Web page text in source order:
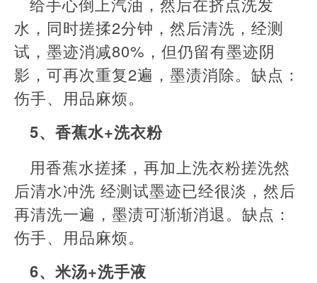
水，同时搓揉2分钟，然后清洗，经测
试，墨迹消减80%，但仍留有墨迹阴
影，可再次重复2遍，墨渍消除。缺点：
伤手、用品麻烦。
5、香蕉水+洗衣粉
用香蕉水搓揉，再加上洗衣粉搓洗然
后清水冲洗 经测试墨迹已经很淡，然后
再清洗一遍，墨渍可渐渐消退。缺点：
伤手、用品麻烦。
6、米汤+洗手液